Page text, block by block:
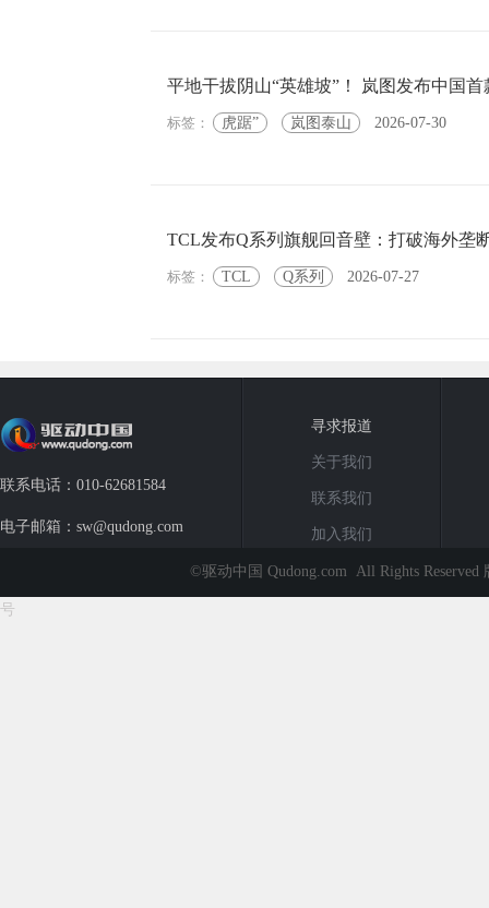
平地干拔阴山“英雄坡”！ 岚图发布中国
标签： 虎踞” 岚图泰山 2026-07-30
TCL发布Q系列旗舰回音壁：打破海外垄
标签： TCL Q系列 2026-07-27
联系电话：010-62681584
电子邮箱：sw@qudong.com
地址：北京市海淀区学院路30
号
寻求报道
关于我们
联系我们
加入我们
版权声明
©驱动中国 Qudong.com All Rights